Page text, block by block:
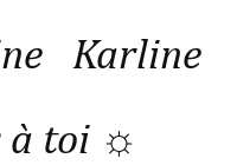
Karline
à toi ☼